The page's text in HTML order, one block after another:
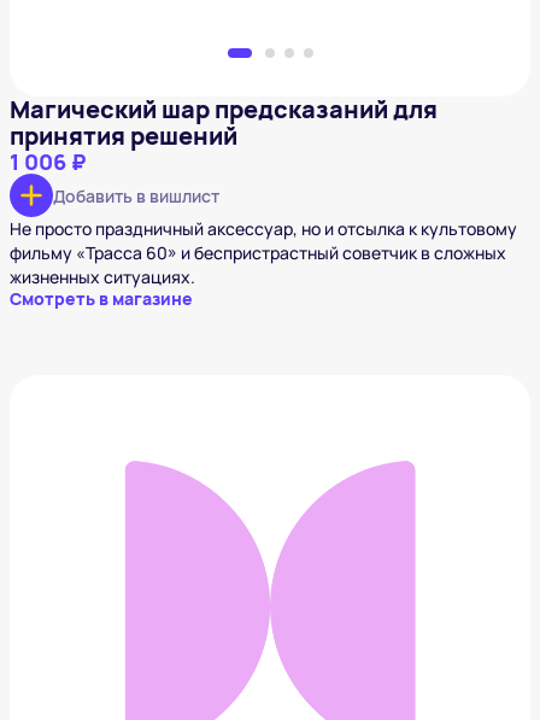
Магический шар предсказаний для
принятия решений
1 006 ₽
Добавить в вишлист
Не просто праздничный аксессуар, но и отсылка к культовому
фильму «Трасса 60» и беспристрастный советчик в сложных
жизненных ситуациях.
Смотреть в магазине
Тарелка суповая Bordallo Pinheiro Тыква
4 338 ₽
Добавить в вишлист